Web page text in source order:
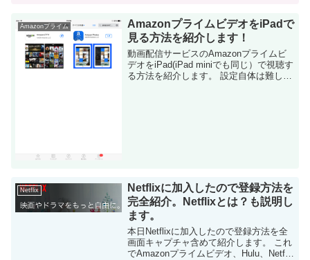
訳ではありません。というか、多分半分
も聴いてな...
Amazonプライム
AmazonプライムビデオをiPadで
見る方法を紹介します！
動画配信サービスのAmazonプライムビ
デオをiPad(iPad miniでも同じ）で視聴す
る方法を紹介します。 設定自体は難しい
Netflix
Netflixに加入したので登録方法を
完全紹介。Netflixとは？も説明し
ます。
本日Netflixに加入したので登録方法を全
画面キャプチャ含めて紹介します。 これ
でAmazonプライムビデオ、Hulu、Netflix